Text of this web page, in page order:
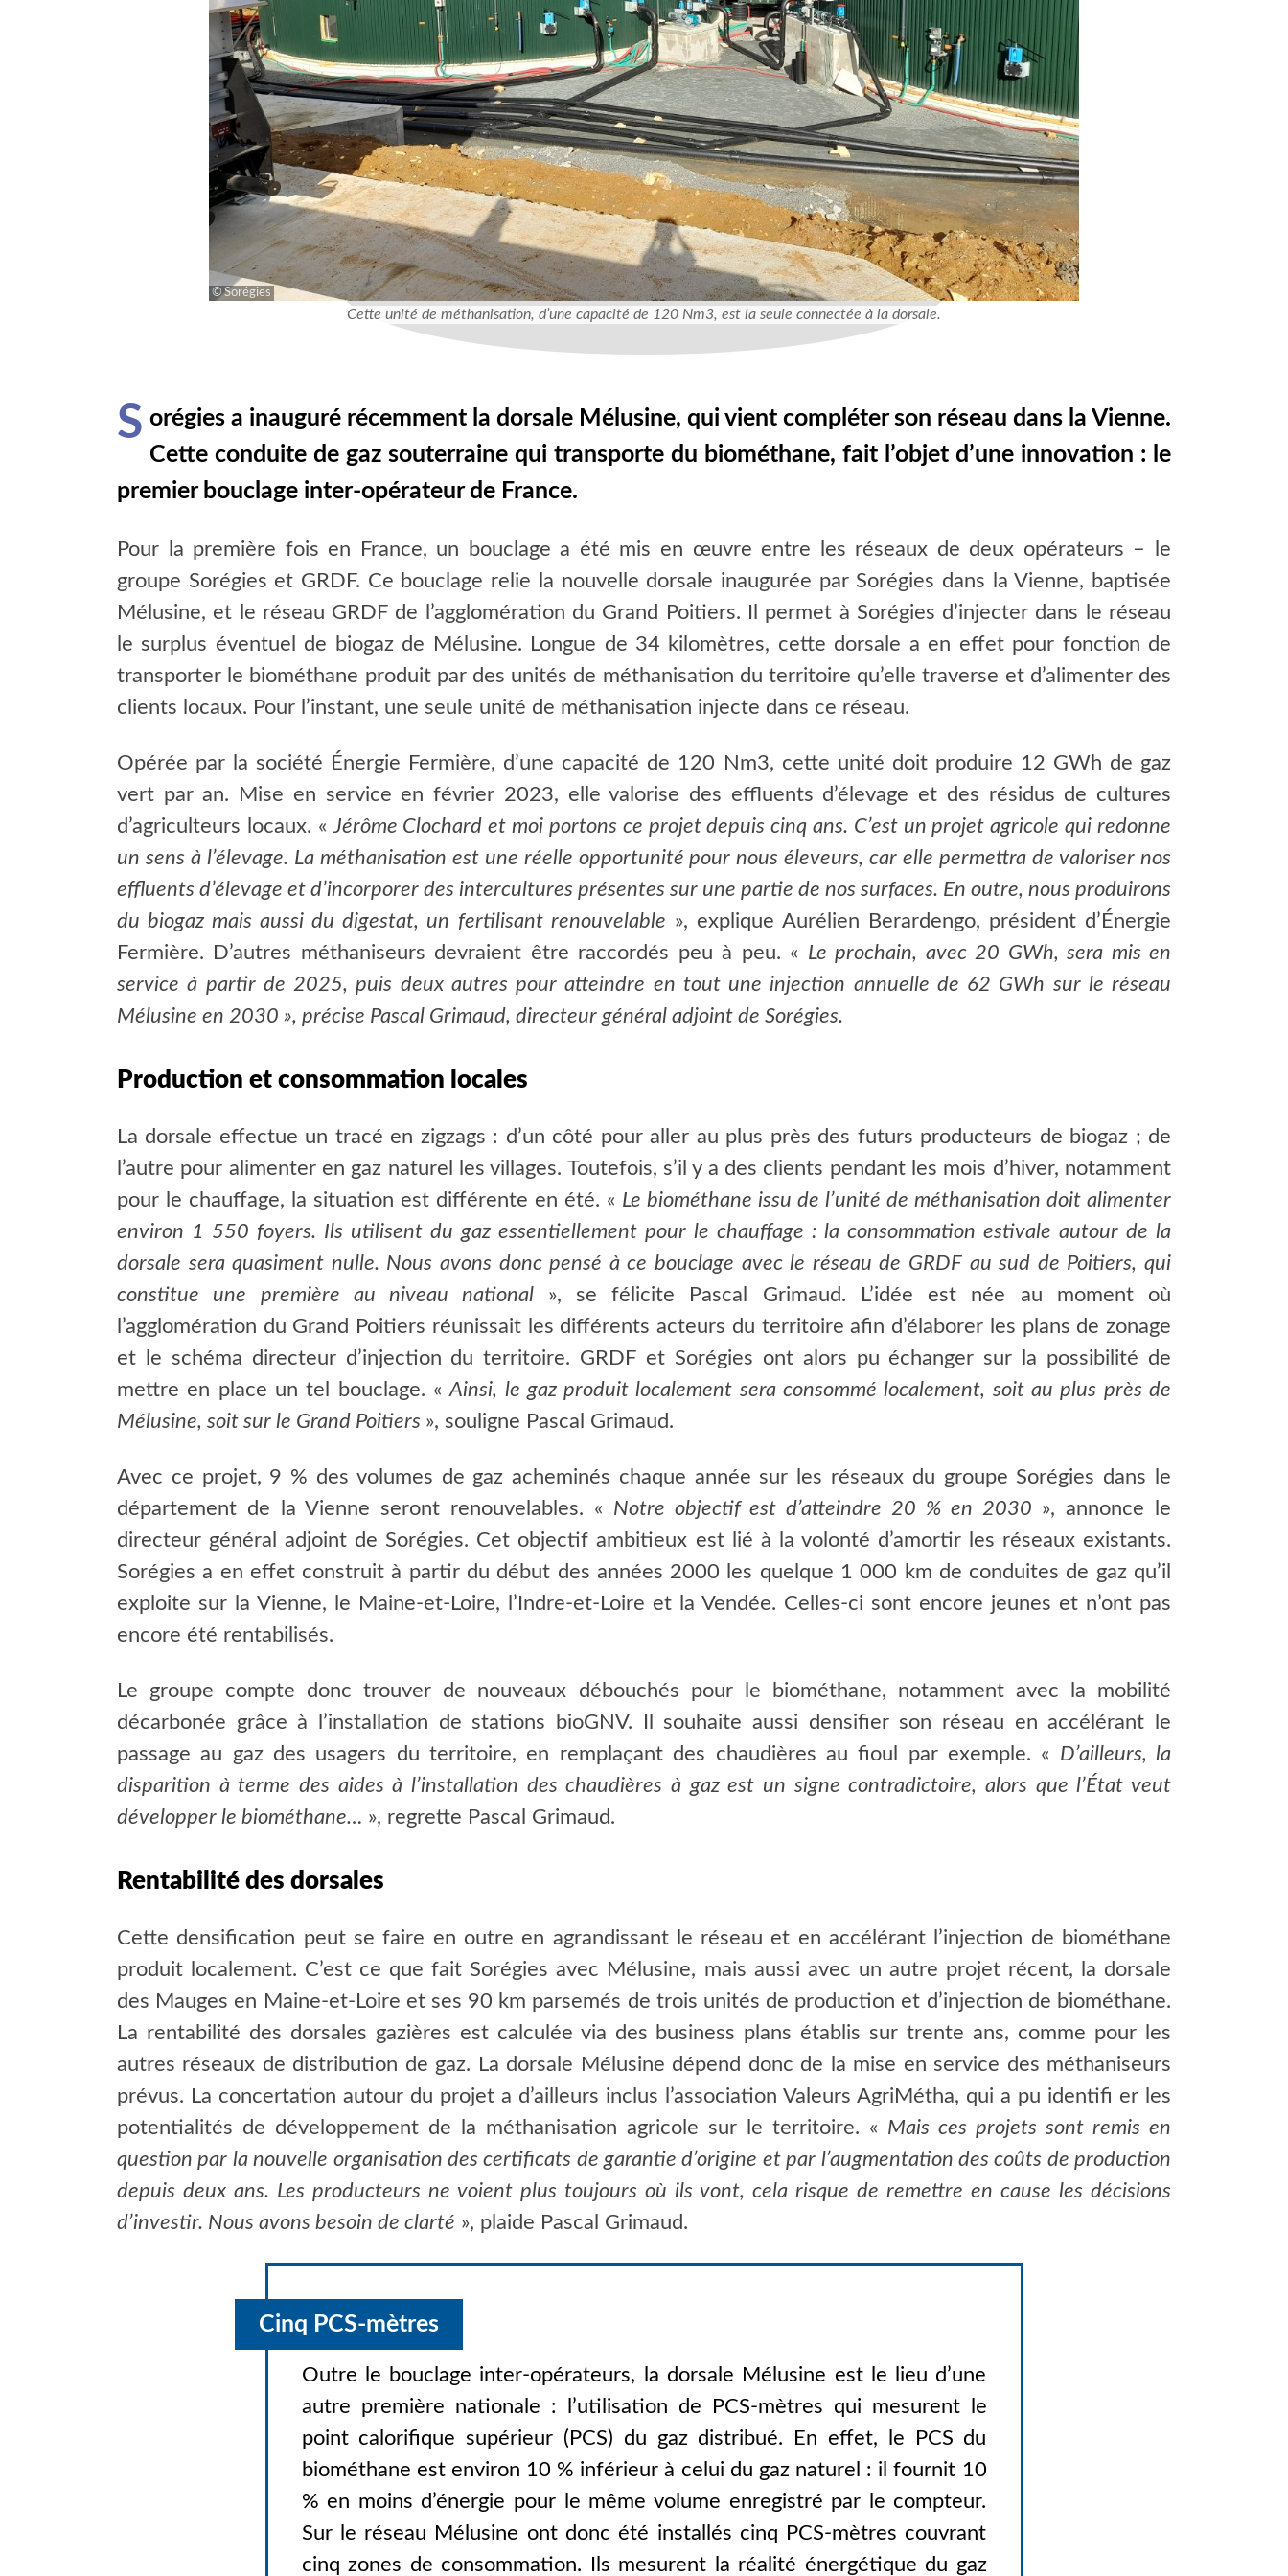
Sorégies
Cette unité de méthanisation, d’une capacité de 120 Nm3, est la seule connectée à la dorsale.
S orégies a inauguré récemment la dorsale Mélusine, qui vient compléter son réseau dans la Vienne.
Cette conduite de gaz souterraine qui transporte du biométhane, fait l’objet d’une innovation : le
premier bouclage inter-opérateur de France.
Pour la première fois en France, un bouclage a été mis en œuvre entre les réseaux de deux opérateurs – le
groupe Sorégies et GRDF. Ce bouclage relie la nouvelle dorsale inaugurée par Sorégies dans la Vienne, baptisée
Mélusine, et le réseau GRDF de l’agglomération du Grand Poitiers. Il permet à Sorégies d’injecter dans le réseau
le surplus éventuel de biogaz de Mélusine. Longue de 34 kilomètres, cette dorsale a en effet pour fonction de
transporter le biométhane produit par des unités de méthanisation du territoire qu’elle traverse et d’alimenter des
clients locaux. Pour l’instant, une seule unité de méthanisation injecte dans ce réseau.
Opérée par la société Énergie Fermière, d’une capacité de 120 Nm3, cette unité doit produire 12 GWh de gaz
vert par an. Mise en service en février 2023, elle valorise des effluents d’élevage et des résidus de cultures
d’agriculteurs locaux. «Jérôme Clochard et moi portons ce projet depuis cinq ans. C’est un projet agricole qui redonne
un sens à l’élevage. La méthanisation est une réelle opportunité pour nous éleveurs, car elle permettra de valoriser nos
effluents d’élevage et d’incorporer des intercultures présentes sur une partie de nos surfaces. En outre, nous produirons
du biogaz mais aussi du digestat, un fertilisant renouvelable », explique Aurélien Berardengo, président d’Énergie
Fermière. D’autres méthaniseurs devraient être raccordés peu à peu. « Le prochain, avec 20 GWh, sera mis en
service à partir de 2025, puis deux autres pour atteindre en tout une injection annuelle de 62 GWh sur le réseau
Mélusine en 2030 », précise Pascal Grimaud, directeur général adjoint de Sorégies.
Production et consommation locales
La dorsale effectue un tracé en zigzags : d’un côté pour aller au plus près des futurs producteurs de biogaz ; de
l’autre pour alimenter en gaz naturel les villages. Toutefois, s’il y a des clients pendant les mois d’hiver, notamment
pour le chauffage, la situation est différente en été. « Le biométhane issu de l’unité de méthanisation doit alimenter
environ 1 550 foyers. Ils utilisent du gaz essentiellement pour le chauffage : la consommation estivale autour de la
dorsale sera quasiment nulle. Nous avons donc pensé à ce bouclage avec le réseau de GRDF au sud de Poitiers, qui
constitue une première au niveau national », se félicite Pascal Grimaud. L’idée est née au moment où
l’agglomération du Grand Poitiers réunissait les différents acteurs du territoire afin d’élaborer les plans de zonage
et le schéma directeur d’injection du territoire. GRDF et Sorégies ont alors pu échanger sur la possibilité de
mettre en place un tel bouclage. «Ainsi, le gaz produit localement sera consommé localement, soit au plus près de
Mélusine, soit sur le Grand Poitiers », souligne Pascal Grimaud.
Avec ce projet, 9 % des volumes de gaz acheminés chaque année sur les réseaux du groupe Sorégies dans le
département de la Vienne seront renouvelables. « Notre objectif est d’atteindre 20 % en 2030 », annonce le
directeur général adjoint de Sorégies. Cet objectif ambitieux est lié à la volonté d’amortir les réseaux existants.
Sorégies a en effet construit à partir du début des années 2000 les quelque 1 000 km de conduites de gaz qu’il
exploite sur la Vienne, le Maine-et-Loire, l’Indre-et-Loire et la Vendée. Celles-ci sont encore jeunes et n’ont pas
encore été rentabilisés.
Le groupe compte donc trouver de nouveaux débouchés pour le biométhane, notamment avec la mobilité
décarbonée grâce à l’installation de stations bioGNV. Il souhaite aussi densifier son réseau en accélérant le
passage au gaz des usagers du territoire, en remplaçant des chaudières au fioul par exemple. « D’ailleurs, la
disparition à terme des aides à l’installation des chaudières à gaz est un signe contradictoire, alors que l’État veut
développer le biométhane… », regrette Pascal Grimaud.
Rentabilité des dorsales
Cette densification peut se faire en outre en agrandissant le réseau et en accélérant l’injection de biométhane
produit localement. C’est ce que fait Sorégies avec Mélusine, mais aussi avec un autre projet récent, la dorsale
des Mauges en Maine-et-Loire et ses 90 km parsemés de trois unités de production et d’injection de biométhane.
La rentabilité des dorsales gazières est calculée via des business plans établis sur trente ans, comme pour les
autres réseaux de distribution de gaz. La dorsale Mélusine dépend donc de la mise en service des méthaniseurs
prévus. La concertation autour du projet a d’ailleurs inclus l’association Valeurs AgriMétha, qui a pu identifi er les
potentialités de développement de la méthanisation agricole sur le territoire. « Mais ces projets sont remis en
question par la nouvelle organisation des certificats de garantie d’origine et par l’augmentation des coûts de production
depuis deux ans. Les producteurs ne voient plus toujours où ils vont, cela risque de remettre en cause les décisions
d’investir. Nous avons besoin de clarté », plaide Pascal Grimaud.
Cinq PCS-mètres
Outre le bouclage inter-opérateurs, la dorsale Mélusine est le lieu d’une
autre première nationale : l’utilisation de PCS-mètres qui mesurent le
point calorifique supérieur (PCS) du gaz distribué. En effet, le PCS du
biométhane est environ 10 % inférieur à celui du gaz naturel : il fournit 10
% en moins d’énergie pour le même volume enregistré par le compteur.
Sur le réseau Mélusine ont donc été installés cinq PCS-mètres couvrant
cinq zones de consommation. Ils mesurent la réalité énergétique du gaz